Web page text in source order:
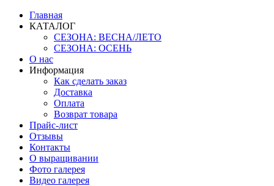
Главная
КАТАЛОГ
СЕЗОНА: ВЕСНА/ЛЕТО
СЕЗОНА: ОСЕНЬ
О нас
Информация
Как сделать заказ
Доставка
Оплата
Возврат товара
Прайс-лист
Отзывы
Контакты
О выращивании
Фото галерея
Видео галерея